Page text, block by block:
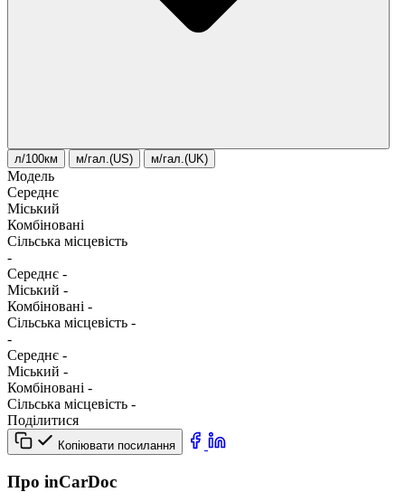
л/100км м/гал.(US) м/гал.(UK)
Модель
Середнє
Міський
Комбіновані
Сільська місцевість
-
Середнє -
Міський -
Комбіновані -
Сільська місцевість -
-
Середнє -
Міський -
Комбіновані -
Сільська місцевість -
Поділитися
Копіювати посилання
Про inCarDoc